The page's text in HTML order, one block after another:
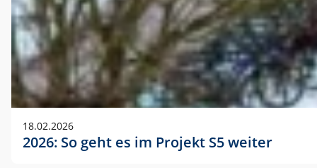
18.02.2026
2026: So geht es im Projekt S5 weiter